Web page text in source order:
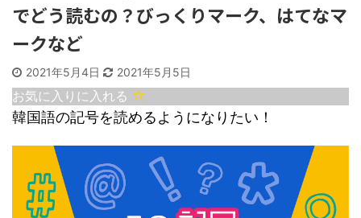
でどう読むの？びっくりマーク、はてなマ
ークなど
2021年5月4日 2021年5月5日
お気に入りに入れる
韓国語の記号を読めるようになりたい！